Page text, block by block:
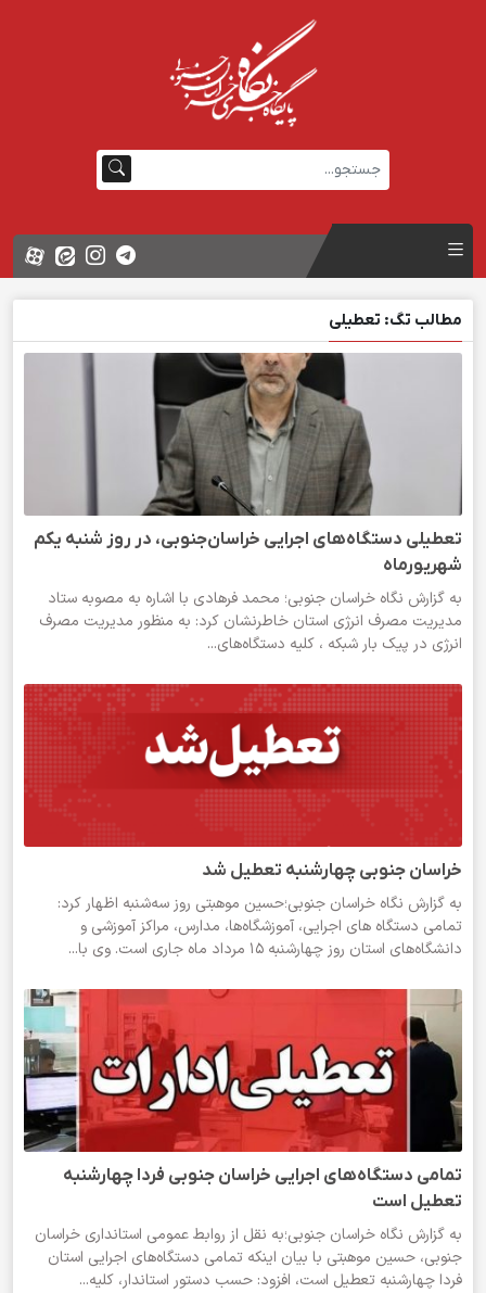
مطالب تگ: تعطیلی
تعطیلی دستگاه‌های اجرایی خراسان‌جنوبی، در روز شنبه یکم
شهریورماه
به گزارش نگاه خراسان جنوبی؛ محمد فرهادی با اشاره به مصوبه ستاد
مدیریت مصرف انرژی استان خاطرنشان کرد: به منظور مدیریت مصرف
انرژی در پیک بار شبکه ، کلیه دستگاه‌های...
خراسان جنوبی چهارشنبه تعطیل شد
به گزارش نگاه خراسان جنوبی؛حسین موهبتی روز سه‌شنبه اظهار کرد:
تمامی دستگاه‌ های اجرایی، آموزشگاه‌ها، مدارس، مراکز آموزشی و
دانشگاه‌های استان روز چهارشنبه ۱۵ مرداد ماه جاری است. وی با...
تمامی دستگاه‌های اجرایی خراسان جنوبی فردا چهارشنبه
تعطیل است
به گزارش نگاه خراسان جنوبی؛به نقل از روابط عمومی استانداری خراسان
جنوبی، حسین موهبتی با بیان اینکه تمامی دستگاه‌های اجرایی استان
فردا چهارشنبه تعطیل است، افزود: حسب دستور استاندار، کلیه...